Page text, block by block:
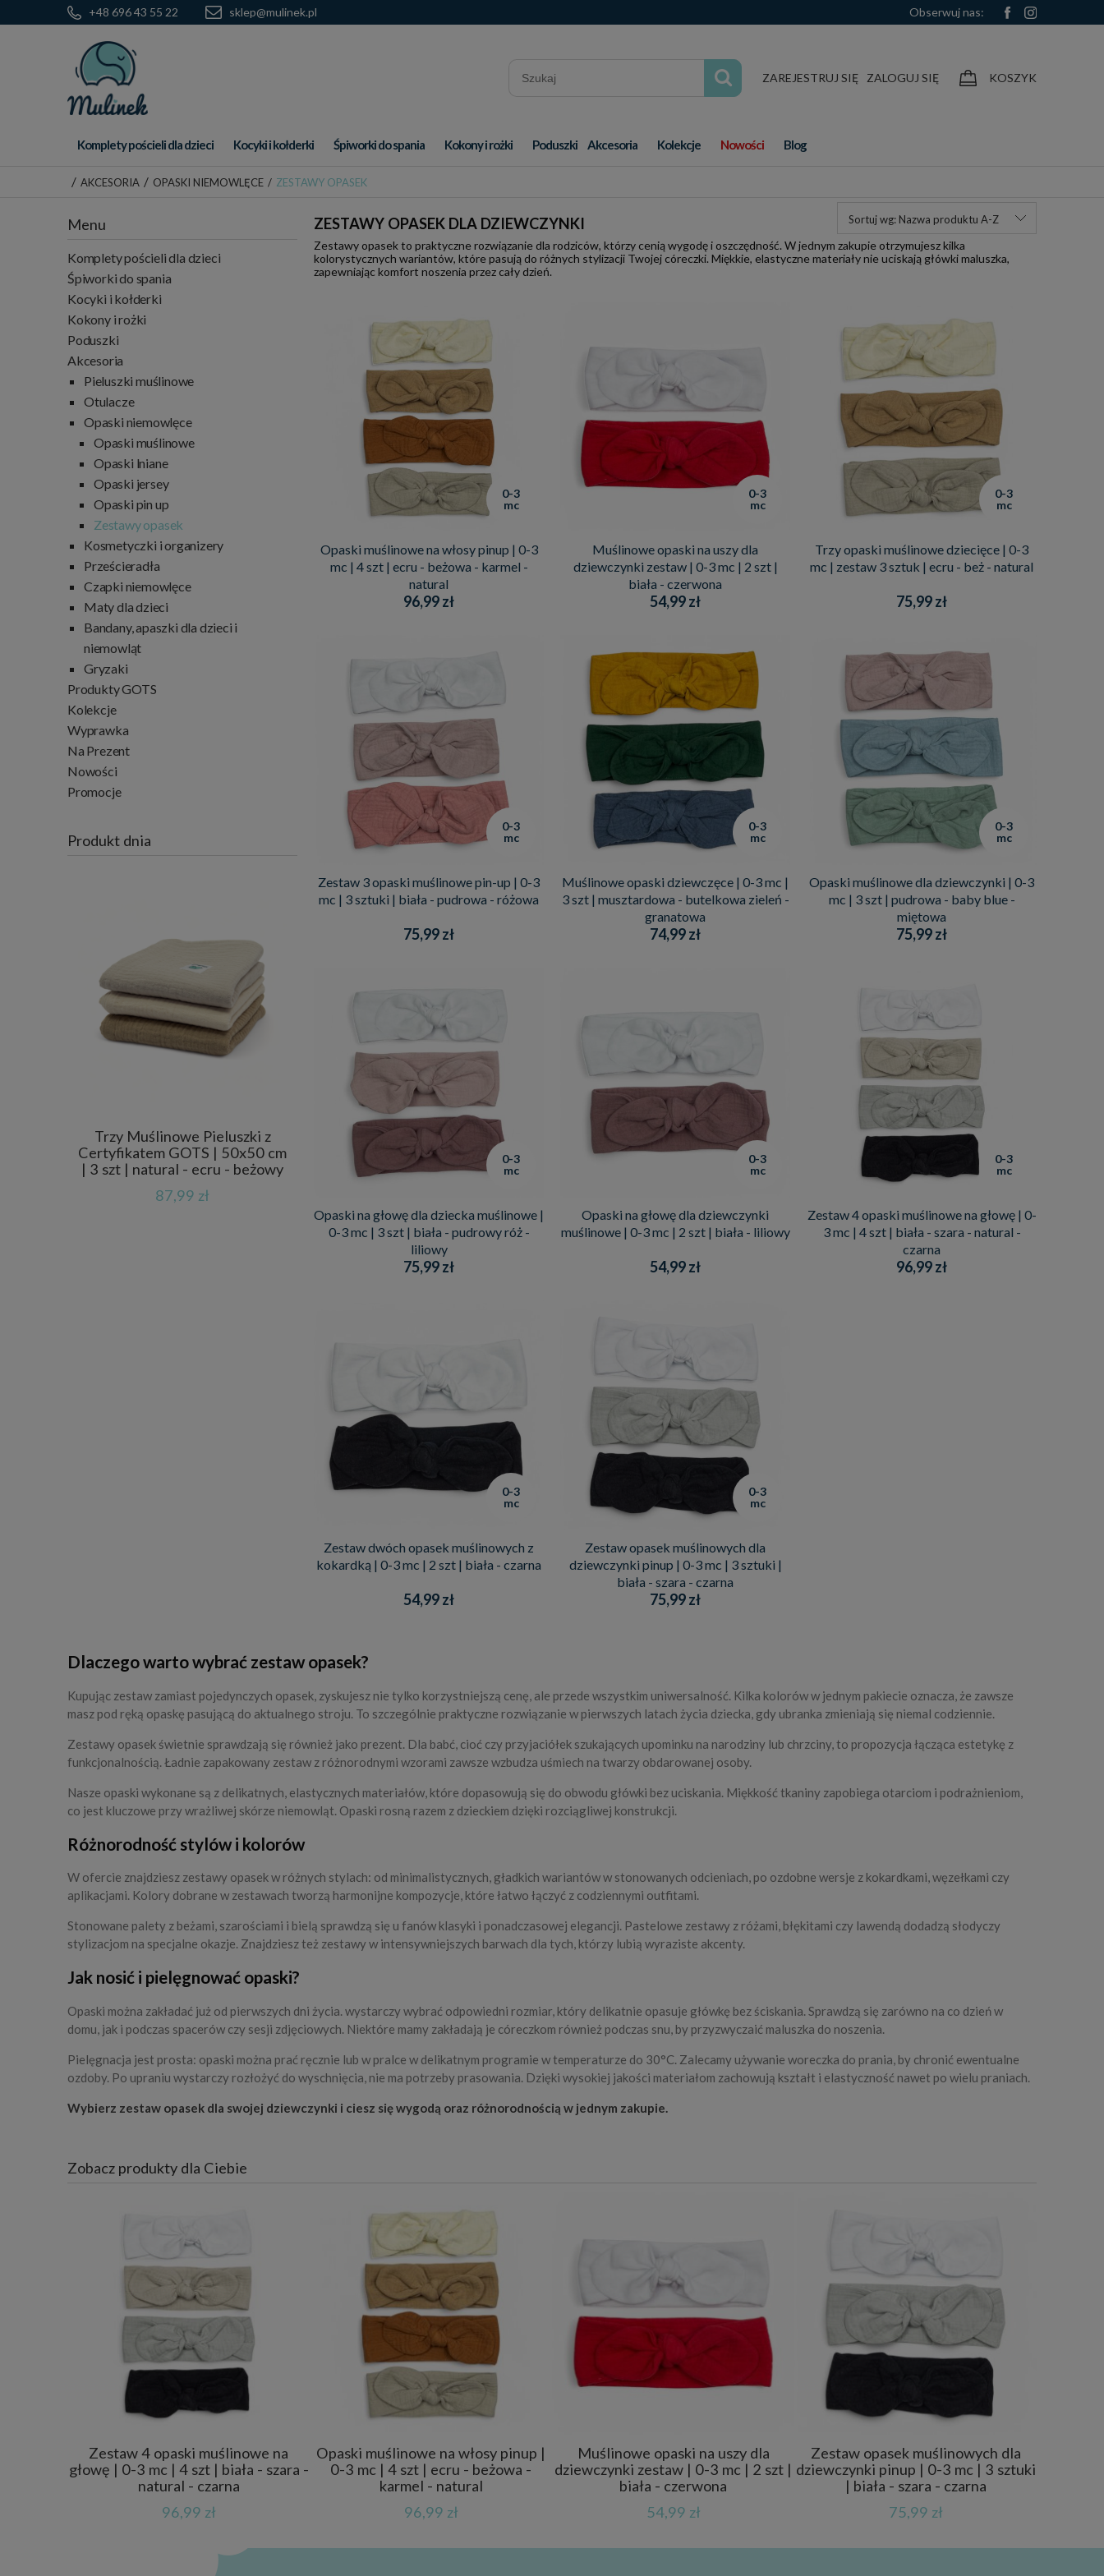
+48 696 43 55 22 sklep@mulinek.pl Obserwuj nas:
KOSZYK
ZAREJESTRUJ SIĘ ZALOGUJ SIĘ
Komplety pościeli dla dzieci Kocyki i kołderki Śpiworki do spania Kokony i rożki Poduszki Akcesoria Kolekcje Nowości Blog
/ AKCESORIA / OPASKI NIEMOWLĘCE / ZESTAWY OPASEK
Menu
Komplety pościeli dla dzieci
Śpiworki do spania
Kocyki i kołderki
Kokony i rożki
Poduszki
Akcesoria
Pieluszki muślinowe
Otulacze
Opaski niemowlęce
Opaski muślinowe
Opaski lniane
Opaski jersey
Opaski pin up
Zestawy opasek
Kosmetyczki i organizery
Prześcieradła
Czapki niemowlęce
Maty dla dzieci
Bandany, apaszki dla dzieci i
niemowląt
Gryzaki
Produkty GOTS
Kolekcje
Wyprawka
Na Prezent
Nowości
Promocje
Produkt dnia
Trzy Muślinowe Pieluszki z
Certyfikatem GOTS | 50x50 cm
| 3 szt | natural - ecru - beżowy
87,99 zł
ZESTAWY OPASEK DLA DZIEWCZYNKI Sortuj wg: Nazwa produktu A-Z
Zestawy opasek to praktyczne rozwiązanie dla rodziców, którzy cenią wygodę i oszczędność. W jednym zakupie otrzymujesz kilka
kolorystycznych wariantów, które pasują do różnych stylizacji Twojej córeczki. Miękkie, elastyczne materiały nie uciskają główki maluszka,
zapewniając komfort noszenia przez cały dzień.
0-3
mc
Opaski muślinowe na włosy pinup | 0-3
mc | 4 szt | ecru - beżowa - karmel -
natural
96,99 zł
0-3
mc
Muślinowe opaski na uszy dla
dziewczynki zestaw | 0-3 mc | 2 szt |
biała - czerwona
54,99 zł
0-3
mc
Trzy opaski muślinowe dziecięce | 0-3
mc | zestaw 3 sztuk | ecru - beż - natural
75,99 zł
0-3
mc
Zestaw 3 opaski muślinowe pin-up | 0-3
mc | 3 sztuki | biała - pudrowa - różowa
75,99 zł
0-3
mc
Muślinowe opaski dziewczęce | 0-3 mc |
3 szt | musztardowa - butelkowa zieleń -
granatowa
74,99 zł
0-3
mc
Opaski muślinowe dla dziewczynki | 0-3
mc | 3 szt | pudrowa - baby blue -
miętowa
75,99 zł
0-3
mc
Opaski na głowę dla dziecka muślinowe |
0-3 mc | 3 szt | biała - pudrowy róż -
liliowy
75,99 zł
0-3
mc
Opaski na głowę dla dziewczynki
muślinowe | 0-3 mc | 2 szt | biała - liliowy
54,99 zł
0-3
mc
Zestaw 4 opaski muślinowe na głowę | 0-
3 mc | 4 szt | biała - szara - natural -
czarna
96,99 zł
0-3
mc
Zestaw dwóch opasek muślinowych z
kokardką | 0-3 mc | 2 szt | biała - czarna
54,99 zł
0-3
mc
Zestaw opasek muślinowych dla
dziewczynki pinup | 0-3 mc | 3 sztuki |
biała - szara - czarna
75,99 zł
Dlaczego warto wybrać zestaw opasek?
Kupując zestaw zamiast pojedynczych opasek, zyskujesz nie tylko korzystniejszą cenę, ale przede wszystkim uniwersalność. Kilka kolorów w jednym pakiecie oznacza, że zawsze
masz pod ręką opaskę pasującą do aktualnego stroju. To szczególnie praktyczne rozwiązanie w pierwszych latach życia dziecka, gdy ubranka zmieniają się niemal codziennie.
Zestawy opasek świetnie sprawdzają się również jako prezent. Dla babć, cioć czy przyjaciółek szukających upominku na narodziny lub chrzciny, to propozycja łącząca estetykę z
funkcjonalnością. Ładnie zapakowany zestaw z różnorodnymi wzorami zawsze wzbudza uśmiech na twarzy obdarowanej osoby.
Nasze opaski wykonane są z delikatnych, elastycznych materiałów, które dopasowują się do obwodu główki bez uciskania. Miękkość tkaniny zapobiega otarciom i podrażnieniom,
co jest kluczowe przy wrażliwej skórze niemowląt. Opaski rosną razem z dzieckiem dzięki rozciągliwej konstrukcji.
Różnorodność stylów i kolorów
W ofercie znajdziesz zestawy opasek w różnych stylach: od minimalistycznych, gładkich wariantów w stonowanych odcieniach, po ozdobne wersje z kokardkami, węzełkami czy
aplikacjami. Kolory dobrane w zestawach tworzą harmonijne kompozycje, które łatwo łączyć z codziennymi outfitami.
Stonowane palety z beżami, szarościami i bielą sprawdzą się u fanów klasyki i ponadczasowej elegancji. Pastelowe zestawy z różami, błękitami czy lawendą dodadzą słodyczy
stylizacjom na specjalne okazje. Znajdziesz też zestawy w intensywniejszych barwach dla tych, którzy lubią wyraziste akcenty.
Jak nosić i pielęgnować opaski?
Opaski można zakładać już od pierwszych dni życia. wystarczy wybrać odpowiedni rozmiar, który delikatnie opasuje główkę bez ściskania. Sprawdzą się zarówno na co dzień w
domu, jak i podczas spacerów czy sesji zdjęciowych. Niektóre mamy zakładają je córeczkom również podczas snu, by przyzwyczaić maluszka do noszenia.
Pielęgnacja jest prosta: opaski można prać ręcznie lub w pralce w delikatnym programie w temperaturze do 30°C. Zalecamy używanie woreczka do prania, by chronić ewentualne
ozdoby. Po upraniu wystarczy rozłożyć do wyschnięcia, nie ma potrzeby prasowania. Dzięki wysokiej jakości materiałom zachowują kształt i elastyczność nawet po wielu praniach.
Wybierz zestaw opasek dla swojej dziewczynki i ciesz się wygodą oraz różnorodnością w jednym zakupie.
Zobacz produkty dla Ciebie
Zestaw 4 opaski muślinowe na
głowę | 0-3 mc | 4 szt | biała - szara -
natural - czarna
96,99 zł
Opaski muślinowe na włosy pinup |
0-3 mc | 4 szt | ecru - beżowa -
karmel - natural
96,99 zł
Muślinowe opaski na uszy dla
dziewczynki zestaw | 0-3 mc | 2 szt |
biała - czerwona
54,99 zł
Zestaw opasek muślinowych dla
dziewczynki pinup | 0-3 mc | 3 sztuki
| biała - szara - czarna
75,99 zł